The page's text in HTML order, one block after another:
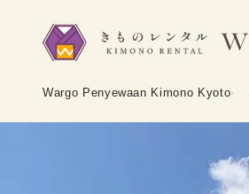
Wargo Penyewaan Kimono Kyoto